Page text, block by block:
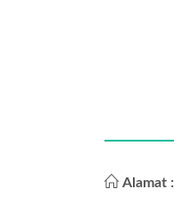
Alamat :